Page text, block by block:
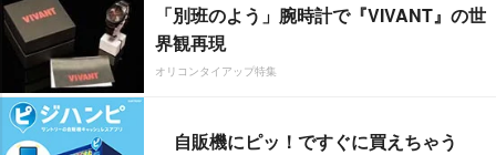
「別班のよう」腕時計で『VIVANT』の世
界観再現
オリコンタイアップ特集
自販機にピッ！ですぐに買えちゃう